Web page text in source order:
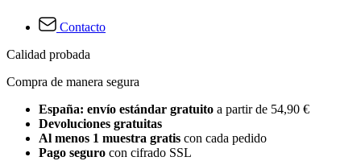
Contacto
Calidad probada
Compra de manera segura
España: envío estándar gratuito a partir de 54,90 €
Devoluciones gratuitas
Al menos 1 muestra gratis con cada pedido
Pago seguro con cifrado SSL